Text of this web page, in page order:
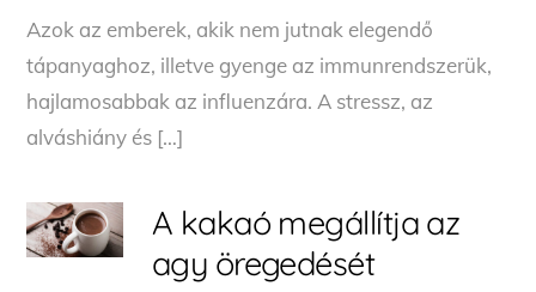
Azok az emberek, akik nem jutnak elegendő
tápanyaghoz, illetve gyenge az immunrendszerük,
hajlamosabbak az influenzára. A stressz, az
alváshiány és […]
A kakaó megállítja az
agy öregedését